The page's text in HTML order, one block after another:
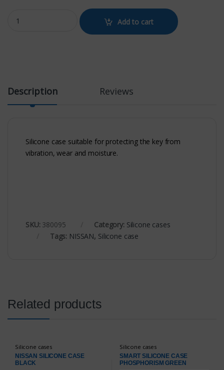
NISSAN SILICONE CASE RED quantity
Add to cart
Description Reviews
Silicone case suitable for protecting the key from
vibration, wear and moisture.
SKU: 380095 Category: Silicone cases
Tags: NISSAN, Silicone case
Related products
Silicone cases
NISSAN SILICONE CASE
BLACK
Silicone cases
SMART SILICONE CASE
PHOSPHORISM GREEN